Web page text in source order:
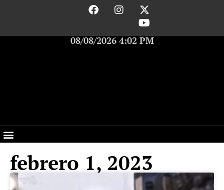
08/08/2026 4:02 PM
febrero 1, 2023